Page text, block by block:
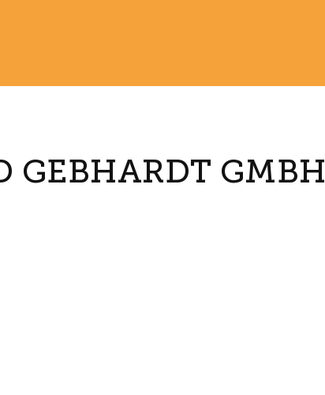
GEBHARDT GMBH